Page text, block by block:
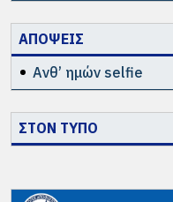
ΑΠΟΨΕΙΣ
Ανθ’ ημών selfie
ΣΤΟΝ ΤΥΠΟ